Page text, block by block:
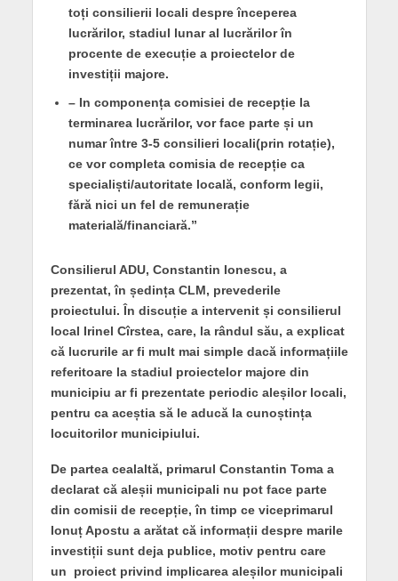
toți consilierii locali despre începerea
lucrărilor, stadiul lunar al lucrărilor în
procente de execuție a proiectelor de
investiții majore.
– In componența comisiei de recepție la
terminarea lucrărilor, vor face parte și un
numar între 3-5 consilieri locali(prin rotație),
ce vor completa comisia de recepție ca
specialiști/autoritate locală, conform legii,
fără nici un fel de remunerație
materială/financiară.”
Consilierul ADU, Constantin Ionescu, a
prezentat, în ședința CLM, prevederile
proiectului. În discuție a intervenit și consilierul
local Irinel Cîrstea, care, la rândul său, a explicat
că lucrurile ar fi mult mai simple dacă informațiile
referitoare la stadiul proiectelor majore din
municipiu ar fi prezentate periodic aleșilor locali,
pentru ca aceștia să le aducă la cunoștința
locuitorilor municipiului.
De partea cealaltă, primarul Constantin Toma a
declarat că aleșii municipali nu pot face parte
din comisii de recepție, în timp ce viceprimarul
Ionuț Apostu a arătat că informații despre marile
investiții sunt deja publice, motiv pentru care
un proiect privind implicarea aleșilor municipali